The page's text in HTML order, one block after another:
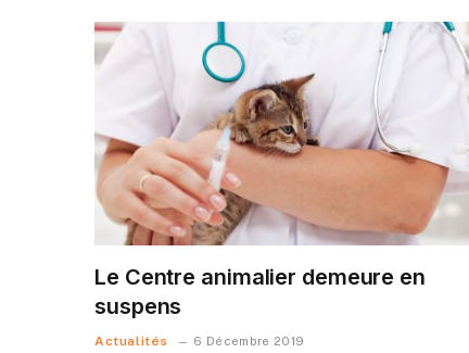
Le Centre animalier demeure en
suspens
Actualités 6 Décembre 2019